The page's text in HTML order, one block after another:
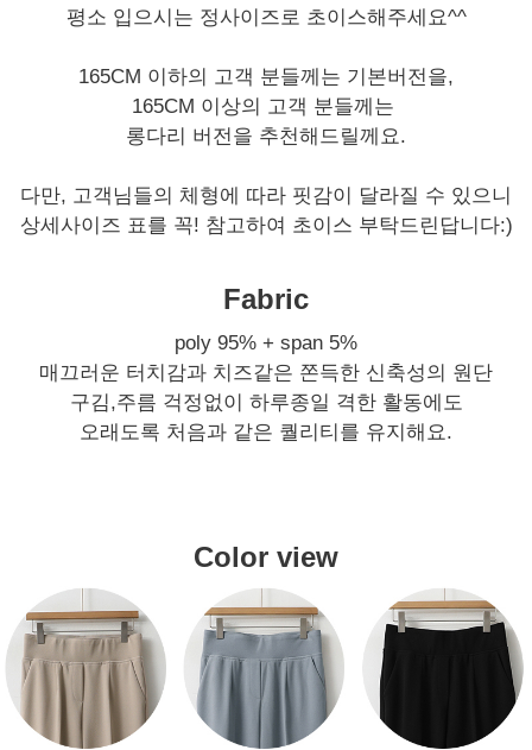
평소 입으시는 정사이즈로 초이스해주세요^^
165CM 이하의 고객 분들께는 기본버전을,
165CM 이상의 고객 분들께는
롱다리 버전을 추천해드릴께요.
다만, 고객님들의 체형에 따라 핏감이 달라질 수 있으니
상세사이즈 표를 꼭! 참고하여 초이스 부탁드린답니다:)
Fabric
poly 95% + span 5%
매끄러운 터치감과 치즈같은 쫀득한 신축성의 원단
구김,주름 걱정없이 하루종일 격한 활동에도
오래도록 처음과 같은 퀄리티를 유지해요.
Color view